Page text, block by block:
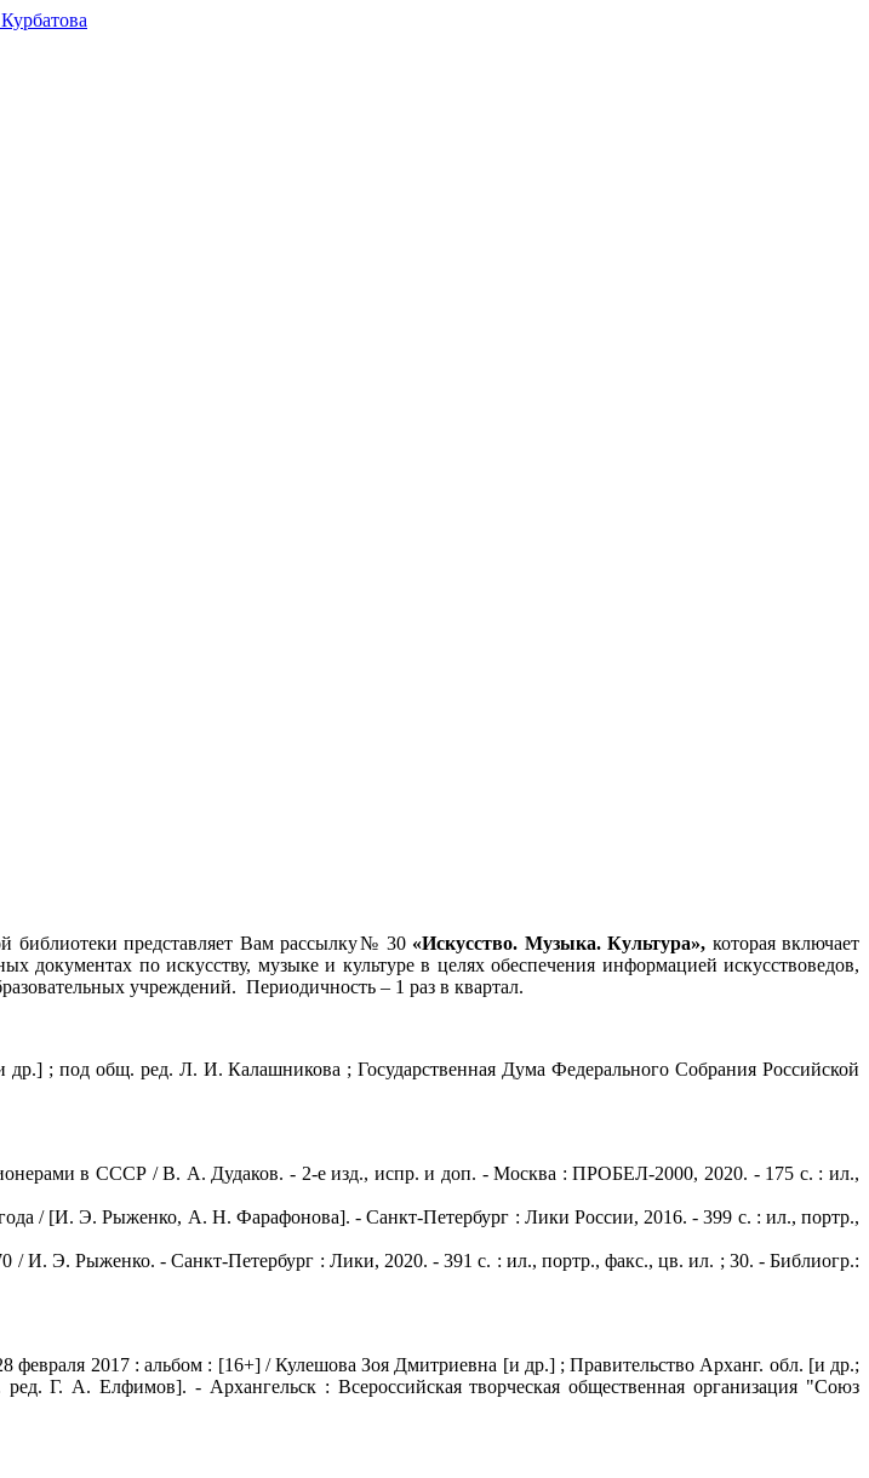
библиотеки представляет Вам рассылку№ 30«Искусство. Музыка. Культура», которая включает
по искусству, музыке и культуре в целях обеспечения информацией искусствоведов,
учреждений. Периодичность – 1 раз в квартал.
; под общ. ред. Л. И. Калашникова ; Государственная Дума Федерального Собрания Российской
в СССР / В. А. Дудаков. - 2-е изд., испр. и доп. - Москва : ПРОБЕЛ-2000, 2020. - 175 с. : ил.,
/ [И. Э. Рыженко, А. Н. Фарафонова]. - Санкт-Петербург : Лики России, 2016. - 399 с. : ил., портр.,
/ И. Э. Рыженко. - Санкт-Петербург : Лики, 2020. - 391 с. : ил., портр., факс., цв. ил. ; 30. - Библиогр.:
февраля 2017 : альбом : [16+] / Кулешова Зоя Дмитриевна [и др.] ; Правительство Арханг. обл. [и др.;
Г. А. Елфимов]. - Архангельск : Всероссийская творческая общественная организация "Союз